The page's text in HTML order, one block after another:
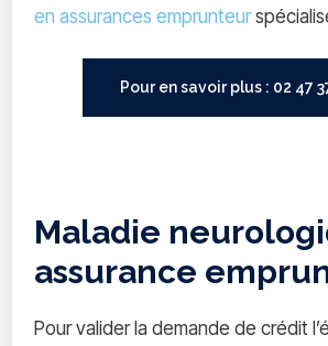
en assurances emprunteur
Pour en savoir plus : 02 47
Maladie
assurance
Pour valider la demande de crédit